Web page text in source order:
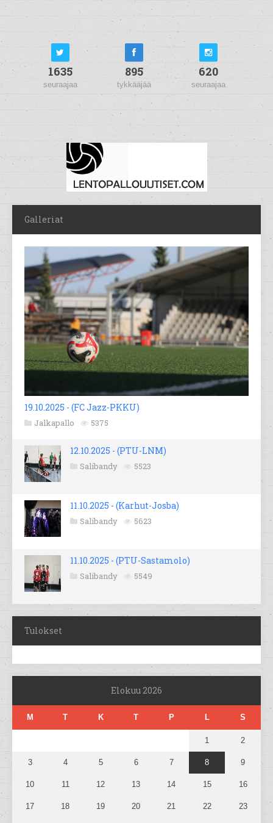
1635
seuraajaa
895
tykkääjää
620
seuraajaa
Galleriat
19.10.2025 - (FC Jazz-PKKU)
Jalkapallo 5375
12.10.2025 - (PTU-LNM)
Salibandy 5523
11.10.2025 - (Karhut-Josba)
Salibandy 5623
11.10.2025 - (PTU-Sastamolo)
Salibandy 5549
Tulokset
Elokuu 2026
M T K T P L S
1 2
3 4 5 6 7 8 9
10 11 12 13 14 15 16
17 18 19 20 21 22 23